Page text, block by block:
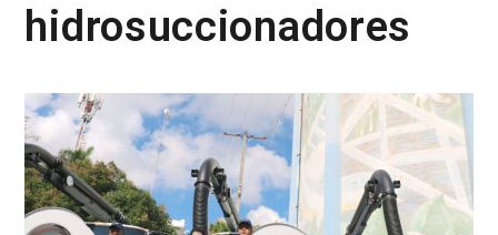
hidrosuccionadores